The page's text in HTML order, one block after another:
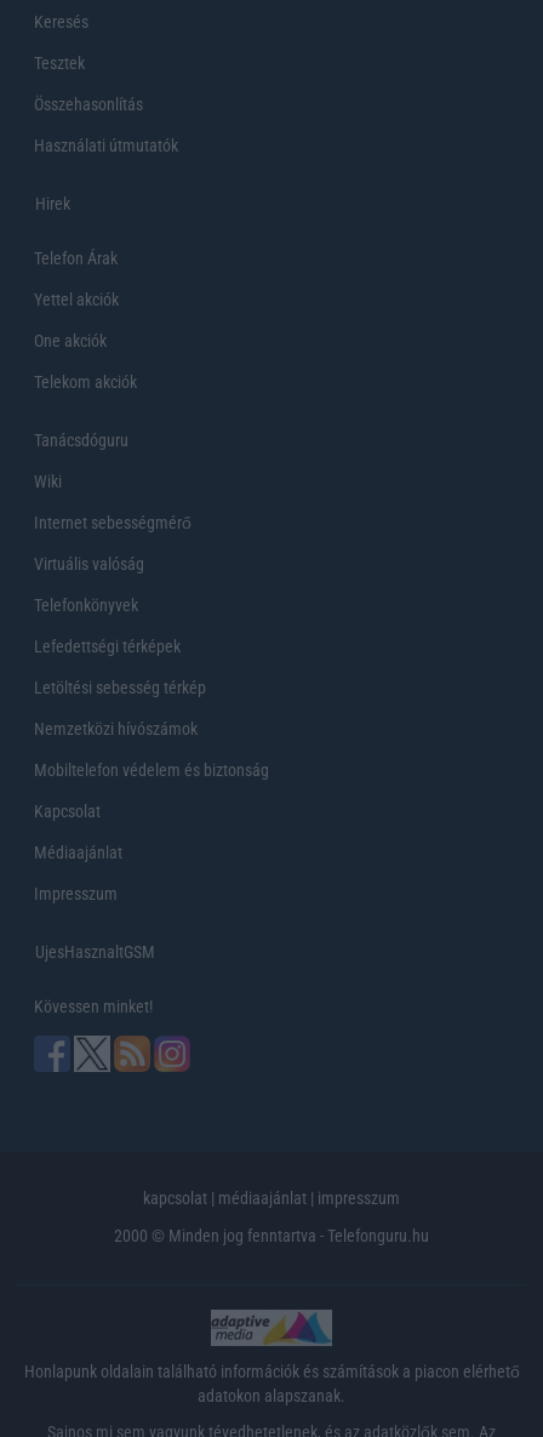
Keresés
Tesztek
Összehasonlítás
Használati útmutatók
Hirek
Telefon Árak
Yettel akciók
One akciók
Telekom akciók
Tanácsdóguru
Wiki
Internet sebességmérő
Virtuális valóság
Telefonkönyvek
Lefedettségi térképek
Letöltési sebesség térkép
Nemzetközi hívószámok
Mobiltelefon védelem és biztonság
Kapcsolat
Médiaajánlat
Impresszum
UjesHasznaltGSM
Kövessen minket!
kapcsolat | médiaajánlat | impresszum
2000 © Minden jog fenntartva - Telefonguru.hu
Honlapunk oldalain található információk és számítások a piacon elérhető
adatokon alapszanak.
Sajnos mi sem vagyunk tévedhetetlenek, és az adatközlők sem. Az